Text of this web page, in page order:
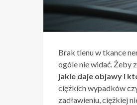
Brak tlenu w tkance
ogóle nie widać. Żeby
jakie daje objawy i
ciężkich wypadków
zadławieniu, ciężkiej